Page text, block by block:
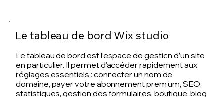
Le tableau de bord Wix studio
Letableau de bord est l’espace de gestion d’un site
en particulier. Il permet d’accéder rapidement aux
réglages essentiels : connecter unnom de
domaine, payer votreabonnement premium, SEO,
statistiques, gestion des formulaires, boutique, blog